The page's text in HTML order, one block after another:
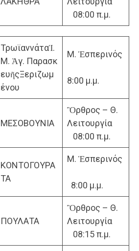
08:00 π.μ.
ΤρωϊαννάταἹ.
Μ. Ἁγ. Παρασκ
ευῆςΞεριζωμ
ένου
Μ. Ἑσπερινός
8:00 μ.μ.
ΜΕΣΟΒΟΥΝΙΑ
Ὂρθρος – Θ.
Λειτουργία
08:00 π.μ.
ΚΟΝΤΟΓΟΥΡΑ
ΤΑ
Μ. Ἑσπερινός
8:00 μ.μ.
ΠΟΥΛΑΤΑ
Ὂρθρος – Θ.
Λειτουργία
08:15 π.μ.